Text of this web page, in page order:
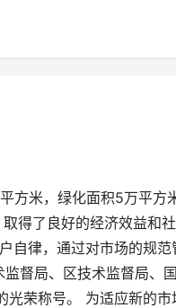
方米，绿化面积5万平方米
得了良好的经济效益和
自律，通过对市场的规范
督局、区技术监督局、
光荣称号。 为适应新的市